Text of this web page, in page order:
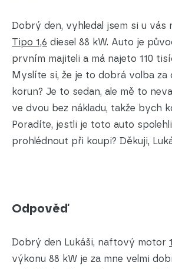
Dobrý den, vyhledal jsem si u vás
Tipo 1,6 diesel 88 kW. Auto je
prvním majiteli a má najeto 110
Myslíte si, že je to dobrá volba za
korun? Je to sedan, ale mě to
ve dvou bez nákladu, takže bych
Poradíte, jestli je toto auto
prohlédnout při koupi? Děkuji,
Odpověď
Dobrý den Lukáši, naftový motor
výkonu 88 kW je za mne velmi